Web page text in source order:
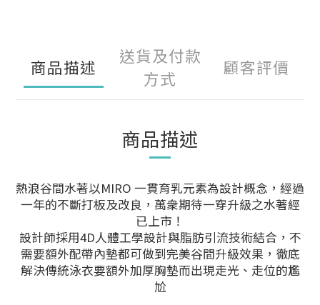
商品描述
送貨及付款
方式
顧客評價
商品描述
熱浪谷間水著以MIRO 一貫育乳元素為設計概念，經過
一年的不斷打板及改良，萬衆期待一穿升級之水著經
已上市！
設計師採用4D人體工學設計與脂肪引流技術結合，不
需要額外配帶內墊都可做到完美谷間升級效果，徹底
解決傳統泳衣要額外加厚胸墊而出現走光、走位的尷
尬